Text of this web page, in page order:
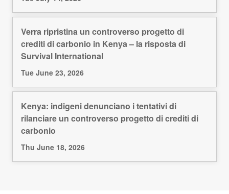
Verra ripristina un controverso progetto di
crediti di carbonio in Kenya – la risposta di
Survival International
Tue June 23, 2026
Kenya: indigeni denunciano i tentativi di
rilanciare un controverso progetto di crediti di
carbonio
Thu June 18, 2026